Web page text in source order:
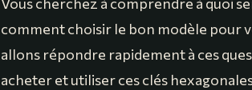
Vous cherchez à comprendre à quoi
comment choisir le bon modèle pour
allons répondre rapidement à ces
acheter et utiliser ces clés